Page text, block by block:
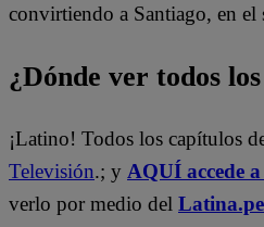
convirtiendo a Santiago, en el
¿Dónde ver todos
¡Latino! Todos los capítulos
Televisión.; y AQUÍ accede
verlo por medio del